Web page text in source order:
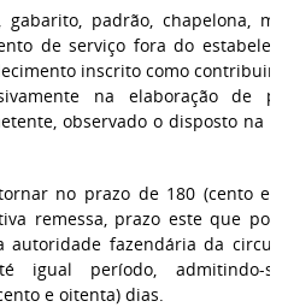
padrão, chapelona,
de serviço fora do
inscrito como
na elaboração de
observado o disposto na
no prazo de 180 (cento e
remessa, prazo este que
autoridade fazendária da
igual período, admitindo-
e oitenta) dias.